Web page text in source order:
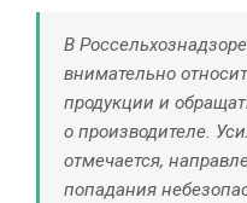
В
внимательно
продукции и
о производителе.
отмечается,
попадания